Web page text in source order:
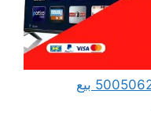
بيع تلفزيونات شاشات الكويت 50050623 بيع